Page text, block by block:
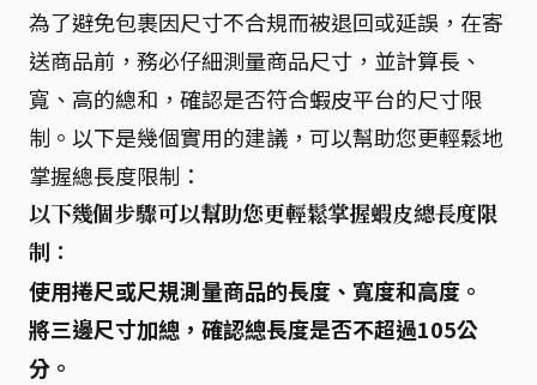
為了避免包裹因尺寸不合規而被退回或延誤，在寄
送商品前，務必仔細測量商品尺寸，並計算長、
寬、高的總和，確認是否符合蝦皮平台的尺寸限
制。以下是幾個實用的建議，可以幫助您更輕鬆地
掌握總長度限制：
以下幾個步驟可以幫助您更輕鬆掌握蝦皮總長度限
制：
使用捲尺或尺規測量商品的長度、寬度和高度。
將三邊尺寸加總，確認總長度是否不超過105公
分。